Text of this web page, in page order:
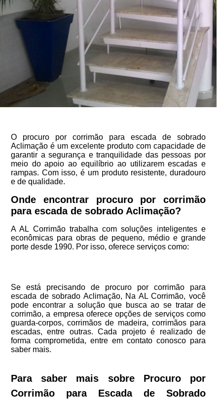
O procuro por corrimão para escada de sobrado
Aclimação é um excelente produto com capacidade de
garantir a segurança e tranquilidade das pessoas por
meio do apoio ao equilíbrio ao utilizarem escadas e
rampas. Com isso, é um produto resistente, duradouro
e de qualidade.
Onde encontrar procuro por corrimão
para escada de sobrado Aclimação?
A AL Corrimão trabalha com soluções inteligentes e
econômicas para obras de pequeno, médio e grande
porte desde 1990. Por isso, oferece serviços como:
Se está precisando de procuro por corrimão para
escada de sobrado Aclimação, Na AL Corrimão, você
pode encontrar a solução que busca ao se tratar de
corrimão, a empresa oferece opções de serviços como
guarda-corpos, corrimãos de madeira, corrimãos para
escadas, entre outras. Cada projeto é realizado de
forma comprometida, entre em contato conosco para
saber mais.
Para saber mais sobre Procuro por
Corrimão para Escada de Sobrado